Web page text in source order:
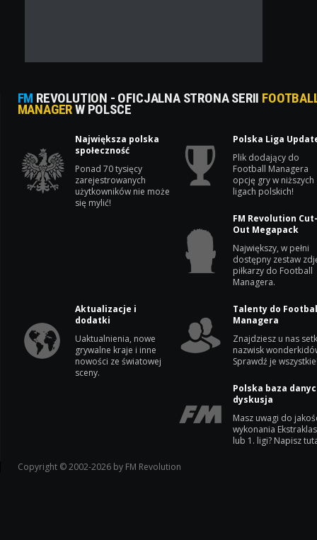
FM REVOLUTION - OFICJALNA STRONA SERII
MANAGERW POLSCE
Największa polska
społeczność
Ponad 70 tysięcy
zarejestrowanych
użytkowników nie może
się mylić!
Polska Liga
Plik dodający do
Football Managera
opcję gry w niższych
ligach polskich!
FM Revolution
Out Megapack
Największy, w pełni
dostępny zestaw
piłkarzy do Football
Managera.
Aktualizacje i
dodatki
Uaktualnienia, nowe
grywalne kraje i inne
nowości ze światowej
sceny.
Talenty do
Managera
Znajdziesz u nas
nazwisk
Sprawdź je
Polska baza
dyskusja
Masz uwagi do
wykonania
lub 1. ligi? Napisz
Copyright © 2002-2026 by FM Revolution